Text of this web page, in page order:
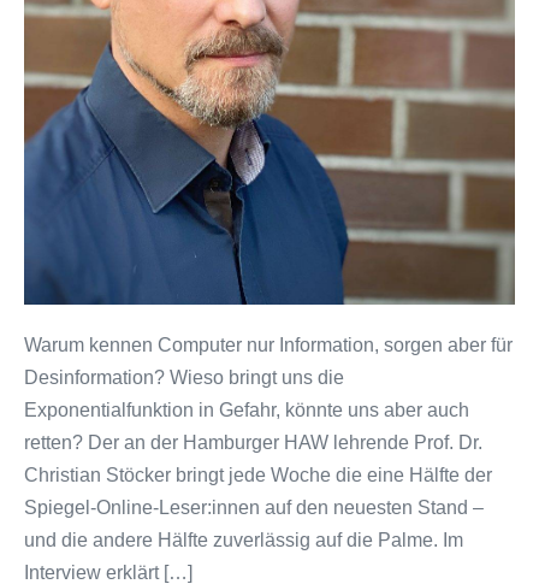
Warum kennen Computer nur Information, sorgen aber für
Desinformation? Wieso bringt uns die
Exponentialfunktion in Gefahr, könnte uns aber auch
retten? Der an der Hamburger HAW lehrende Prof. Dr.
Christian Stöcker bringt jede Woche die eine Hälfte der
Spiegel-Online-Leser:innen auf den neuesten Stand –
und die andere Hälfte zuverlässig auf die Palme. Im
Interview erklärt […]